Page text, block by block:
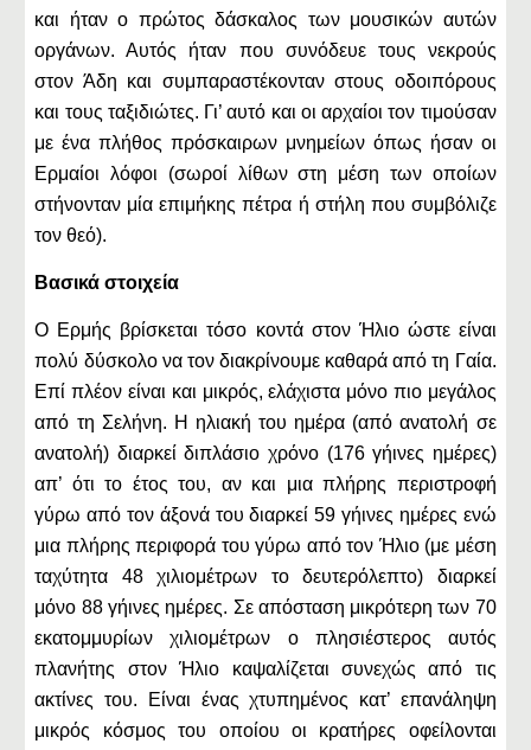
και ήταν ο πρώτος δάσκαλος των μουσικών αυτών
οργάνων. Αυτός ήταν που συνόδευε τους νεκρούς
στον Άδη και συμπαραστέκονταν στους οδοιπόρους
και τους ταξιδιώτες. Γι’ αυτό και οι αρχαίοι τον τιμούσαν
με ένα πλήθος πρόσκαιρων μνημείων όπως ήσαν οι
Ερμαίοι λόφοι (σωροί λίθων στη μέση των οποίων
στήνονταν μία επιμήκης πέτρα ή στήλη που συμβόλιζε
τον θεό).
Βασικά στοιχεία
Ο Ερμής βρίσκεται τόσο κοντά στον Ήλιο ώστε είναι
πολύ δύσκολο να τον διακρίνουμε καθαρά από τη Γαία.
Επί πλέον είναι και μικρός, ελάχιστα μόνο πιο μεγάλος
από τη Σελήνη. Η ηλιακή του ημέρα (από ανατολή σε
ανατολή) διαρκεί διπλάσιο χρόνο (176 γήινες ημέρες)
απ’ ότι το έτος του, αν και μια πλήρης περιστροφή
γύρω από τον άξονά του διαρκεί 59 γήινες ημέρες ενώ
μια πλήρης περιφορά του γύρω από τον Ήλιο (με μέση
ταχύτητα 48 χιλιομέτρων το δευτερόλεπτο) διαρκεί
μόνο 88 γήινες ημέρες. Σε απόσταση μικρότερη των 70
εκατομμυρίων χιλιομέτρων ο πλησιέστερος αυτός
πλανήτης στον Ήλιο καψαλίζεται συνεχώς από τις
ακτίνες του. Είναι ένας χτυπημένος κατ’ επανάληψη
μικρός κόσμος του οποίου οι κρατήρες οφείλονται